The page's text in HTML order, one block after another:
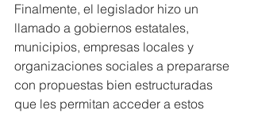
Finalmente, el legislador hizo un
llamado a gobiernos estatales,
municipios, empresas locales y
organizaciones sociales a prepararse
con propuestas bien estructuradas
que les permitan acceder a estos